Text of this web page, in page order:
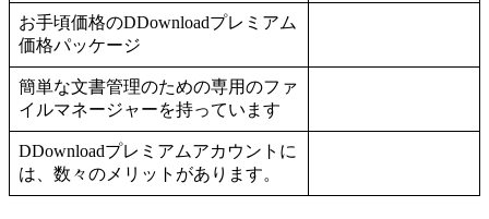
お手頃価格のDDownloadプレミアム
価格パッケージ
簡単な文書管理のための専用のファ
イルマネージャーを持っています
DDownloadプレミアムアカウントに
は、数々のメリットがあります。